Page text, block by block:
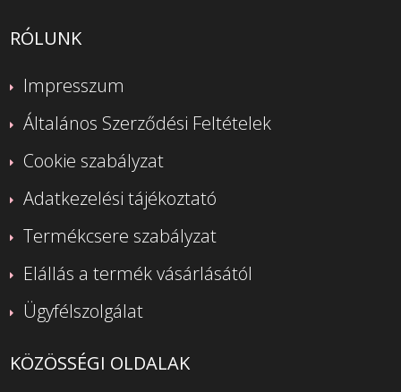
RÓLUNK
Impresszum
Általános Szerződési Feltételek
Cookie szabályzat
Adatkezelési tájékoztató
Termékcsere szabályzat
Elállás a termék vásárlásától
Ügyfélszolgálat
KÖZÖSSÉGI OLDALAK